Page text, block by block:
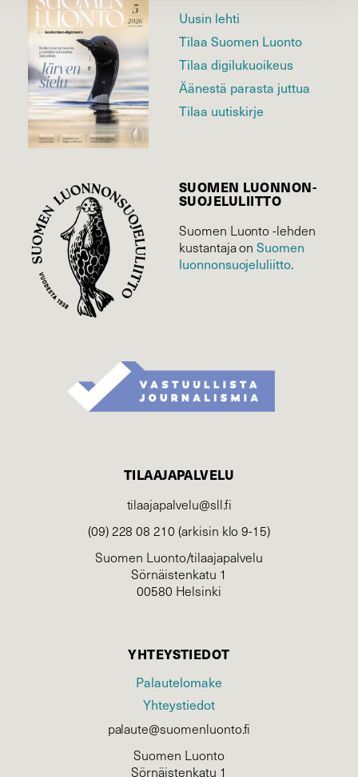
Uusin lehti
Tilaa Suomen Luonto
Tilaa digilukuoikeus
Äänestä parasta juttua
Tilaa uutiskirje
SUOMEN LUONNON­
SUOJELU­LIITTO
Suomen Luonto -lehden
kustantaja onSuomen
luonnonsuojelu­liitto.
TILAAJAPALVELU
tilaajapalvelu@sll.fi
(09) 228 08 210 (arkisin klo 9-15)
Suomen Luonto/tilaajapalvelu
Sörnäistenkatu 1
00580 Helsinki
YHTEYSTIEDOT
Palautelomake
Yhteystiedot
palaute@suomenluonto.fi
Suomen Luonto
Sörnäistenkatu 1